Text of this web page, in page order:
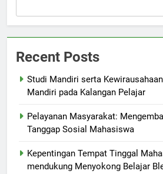
Recent Posts
Studi Mandiri serta
Mandiri pada Kalangan Pelajar
Pelayanan Masyarakat:
Tanggap Sosial Mahasiswa
Kepentingan Tempat Tinggal
mendukung Menyokong Belajar